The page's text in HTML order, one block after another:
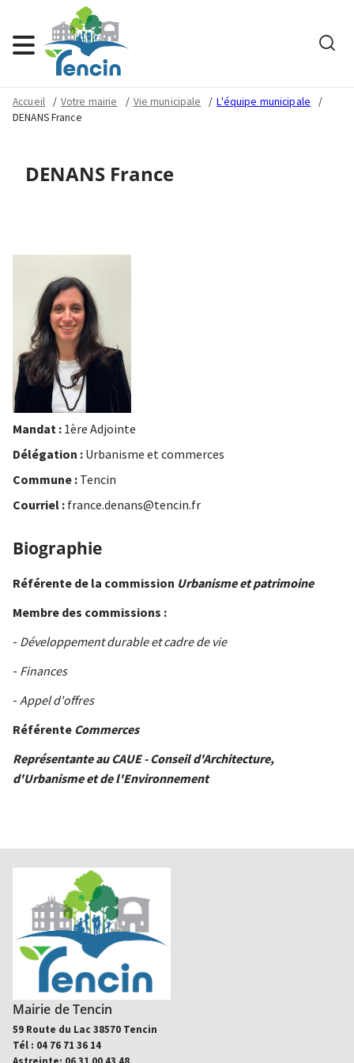
Menu
Accueil Votre mairie Vie municipale
L'équipe municipale
DENANS France
DENANS France
Mandat : 1ère Adjointe
Délégation : Urbanisme et commerces
Commune : Tencin
Courriel : france.denans@tencin.fr
Biographie
Référente de la commission Urbanisme et patrimoine
Membre des commissions :
- Développement durable et cadre de vie
- Finances
- Appel d'offres
Référente Commerces
Représentante au CAUE - Conseil d'Architecture,
d'Urbanisme et de l'Environnement
Mairie de Tencin
59 Route du Lac 38570 Tencin
Tél : 04 76 71 36 14